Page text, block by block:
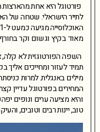
פורטוגל היא אחת מהארצות
לתייר הישראלי. שטחה של
מאוד בקיץ וגשום וקר
השפה הפורטוגזית לא קלה,
תמיד לעזור ומחייכים אליך
מילים באנגלית. למרות
המחירים בפורטוגל עדיין
והיא מציעה ערים ונופים
טוב, יינות רבים וטובים,